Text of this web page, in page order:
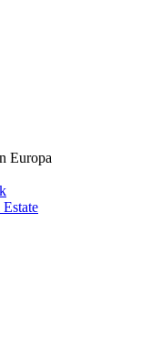
Europa